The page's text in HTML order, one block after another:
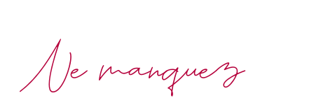
Ne manquez